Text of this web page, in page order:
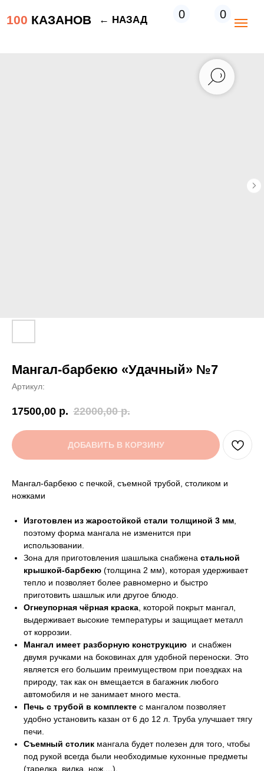
100 КАЗАНОВ ← НАЗАД
Мангал-барбекю «Удачный» №7
Артикул:
17500,00 р. 22000,00 р.
ДОБАВИТЬ В КОРЗИНУ
Мангал-барбекю с печкой, съемной трубой, столиком и
ножками
Изготовлен из жаростойкой стали толщиной 3 мм,
поэтому форма мангала не изменится при
использовании.
Зона для приготовления шашлыка снабжена стальной
крышкой-барбекю (толщина 2 мм), которая удерживает
тепло и позволяет более равномерно и быстро
приготовить шашлык или другое блюдо.
Огнеупорная чёрная краска, которой покрыт мангал,
выдерживает высокие температуры и защищает металл
от коррозии.
Мангал имеет разборную конструкцию и снабжен
двумя ручками на боковинах для удобной переноски. Это
является его большим преимуществом при поездках на
природу, так как он вмещается в багажник любого
автомобиля и не занимает много места.
Печь с трубой в комплекте с мангалом позволяет
удобно установить казан от 6 до 12 л. Труба улучшает тягу
печи.
Съемный столик мангала будет полезен для того, чтобы
под рукой всегда были необходимые кухонные предметы
(тарелка, вилка, нож,...).